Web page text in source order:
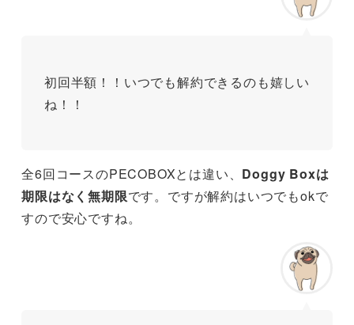
初回半額！！いつでも解約できるのも嬉しい
ね！！
全6回コースのPECOBOXとは違い、 Doggy Boxは
期限はなく無期限です。ですが解約はいつでもokで
すので安心ですね。